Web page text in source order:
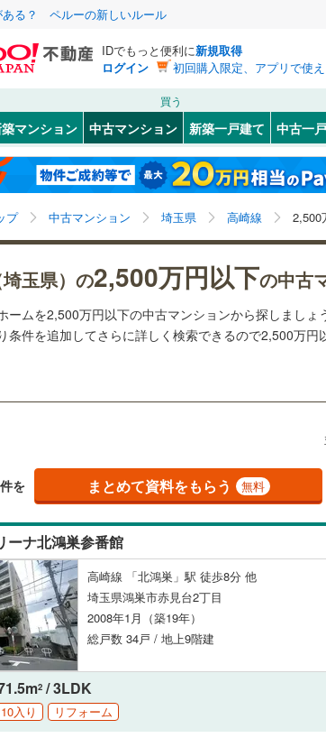
ある？ ペルーの新しいルール
IDでもっと便利に新規取得
ログイン
初回購入限定、アプリで使
買う
マンション 中古マンション 新築一戸建て 中古一
プ 中古マンション 埼玉県 高崎線 2,500
玉県）の2,500万円以下の中古
ームを2,500万円以下の中古マンションから探しましょ
条件を追加してさらに詳しく検索できるので2,500万円
を まとめて資料をもらう 無料
ーナ北鴻巣参番館
高崎線 「北鴻巣」駅 徒歩8分 他
埼玉県鴻巣市赤見台2丁目
2008年1月（築19年）
総戸数 34戸 / 地上9階建
2 / 3LDK
入り リフォーム
北海道
青森 岩手 宮城
東京 神奈川 埼玉
長野
愛知 岐阜 静岡
鳥取 島根 岡山
福岡 佐賀 長崎
件0件
市 西区(12)
見沼区(17)
浦和区
(16 )
そのほ
川越市(90)
行田市(0)
上尾市(11)
朝霞市
新座市(47)
北本市( 16)
吉川市
件0件
件0件
東北本線(141)
湘南新宿ライン（宇都宮～逗子）
(138)
東北新幹線(42)
秋田新幹線(42)
東京メトロ有楽町線 ( 18)
の他
東武伊勢崎線(203)
西武秩父線(16)
西武山口線(10)
件0件
さいたま新都心 (42) (22) (12)
(24) ) ( 7 ( 1 (8)
件0件
条件 リフォーム、リノベーション
リノベーション・リフォーム
（96）
共用設備
宅配ボックスあり（ 28）
トランクルーム （ 0）
駐車場空きあり（近隣を含む）
管理・管理規約
配置、向き、建ち方、日当たり
階下に住戸なし（4）
構造・規模・施工・品質・工法関連
（37
件0件
検索条
この検索条件の新着物件通
保存
埼玉県、高崎
検
マイペ
閉じる
閉じる